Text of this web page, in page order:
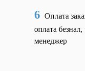
6 Оплата
оплата
менеджер